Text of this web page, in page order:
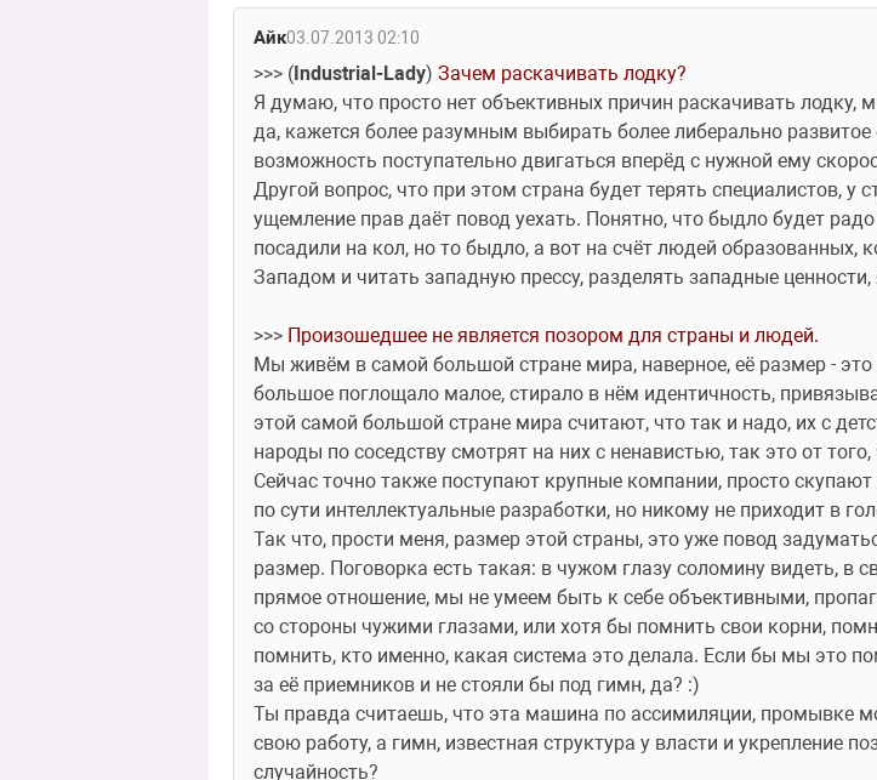
Айк03.07.2013 02:10
>>> (Industrial-Lady) Зачем раскачивать лодку?
Я думаю, что просто нет объективных причин раскачивать лодку,
да, кажется более разумным выбирать более либерально
возможность поступательно двигаться вперёд с нужной ему
Другой вопрос, что при этом страна будет терять специалистов,
ущемление прав даёт повод уехать. Понятно, что быдло будет
посадили на кол, но то быдло, а вот на счёт людей образованных,
Западом и читать западную прессу, разделять западные ценности,
>>> Произошедшее не является позором для страны и людей.
Мы живём в самой большой стране мира, наверное, её размер - это
большое поглощало малое, стирало в нём идентичность,
этой самой большой стране мира считают, что так и надо, их с
народы по соседству смотрят на них с ненавистью, так это от
Сейчас точно также поступают крупные компании, просто
по сути интеллектуальные разработки, но никому не приходит в
Так что, прости меня, размер этой страны, это уже повод
размер. Поговорка есть такая: в чужом глазу соломину видеть, в
прямое отношение, мы не умеем быть к себе объективными,
со стороны чужими глазами, или хотя бы помнить свои корни,
помнить, кто именно, какая система это делала. Если бы мы это
за её приемников и не стояли бы под гимн, да? :)
Ты правда считаешь, что эта машина по ассимиляции, промывке
свою работу, а гимн, известная структура у власти и укрепление
случайность?